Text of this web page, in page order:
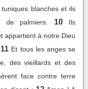
blanches et ils
palmiers.
10
Ils
appartient à notre Dieu
11 Et tous les anges se
des vieillards et des
face contre terre